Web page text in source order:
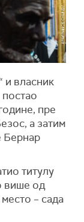
и власник
постао
пре
а затим
Бернар
титулу
више од
– сада